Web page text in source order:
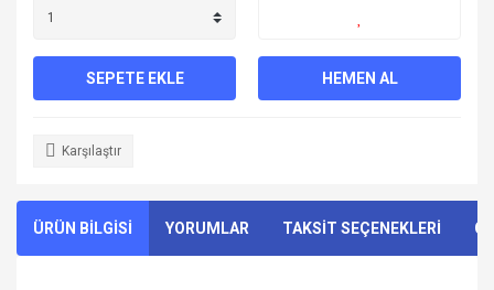
SEPETE EKLE HEMEN AL
Karşılaştır
ÜRÜN BİLGİSİ YORUMLAR TAKSİT SEÇENEKLERİ